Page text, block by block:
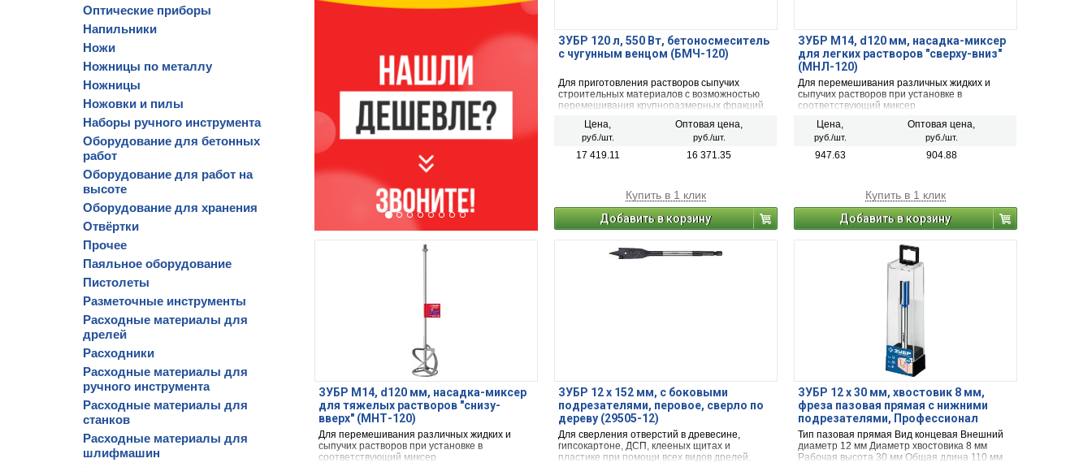
Оптические приборы
Напильники
Ножи
Ножницы по металлу
Ножницы
Ножовки и пилы
Наборы ручного инструмента
Оборудование для бетонных
работ
Оборудование для работ на
высоте
Оборудование для хранения
Отвёртки
Прочее
Паяльное оборудование
Пистолеты
Разметочные инструменты
Расходные материалы для
дрелей
Расходники
Расходные материалы для
ручного инструмента
Расходные материалы для
станков
Расходные материалы для
шлифмашин
ЗУБР 120 л, 550 Вт, бетоносмеситель
с чугунным венцом (БМЧ-120)
Для приготовления растворов сыпучих
строительных материалов с возможностью
перемешивания крупноразмерных фракций.
Цена,
руб./шт.
Оптовая цена,
руб./шт.
17 419.11 16 371.35
Купить в 1 клик
Добавить в корзину
ЗУБР М14, d120 мм, насадка-миксер
для легких растворов ″сверху-вниз″
(МНЛ-120)
Для перемешивания различных жидких и
сыпучих растворов при установке в
соответствующий миксер
Цена,
руб./шт.
Оптовая цена,
руб./шт.
947.63 904.88
Купить в 1 клик
Добавить в корзину
ЗУБР М14, d120 мм, насадка-миксер
для тяжелых растворов ″снизу-
вверх″ (МНТ-120)
Для перемешивания различных жидких и
сыпучих растворов при установке в
соответствующий миксер
ЗУБР 12 x 152 мм, с боковыми
подрезателями, перовое, cверло по
дереву (29505-12)
Для сверления отверстий в древесине,
гипсокартоне, ДСП, клееных щитах и
пластике при помощи всех видов дрелей,
ЗУБР 12 x 30 мм, хвостовик 8 мм,
фреза пазовая прямая с нижними
подрезателями, Профессионал
(28755-12-30)
Тип пазовая прямая Вид концевая Внешний
диаметр 12 мм Диаметр хвостовика 8 мм
Рабочая высота 30 мм Общая длина 110 мм